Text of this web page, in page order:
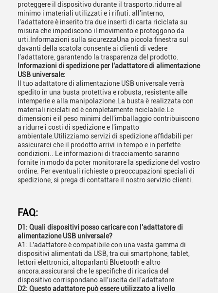
proteggere il dispositivo durante il trasporto.ridurre al
minimo i materiali utilizzati e i rifiuti. all'interno,
l'adattatore è inserito tra due inserti di carta riciclata su
misura che impediscono il movimento e proteggono da
urti.Informazioni sulla sicurezzaUna piccola finestra sul
davanti della scatola consente ai clienti di vedere
l'adattatore, garantendo la trasparenza del prodotto.
Informazioni di spedizione per l'adattatore di alimentazione
USB universale:
Il tuo adattatore di alimentazione USB universale verrà
spedito in una busta protettiva e robusta, resistente alle
intemperie e alla manipolazione.La busta è realizzata con
materiali riciclati ed è completamente riciclabile.Le
dimensioni e il peso minimi dell'imballaggio contribuiscono
a ridurre i costi di spedizione e l'impatto
ambientale.Utilizziamo servizi di spedizione affidabili per
assicurarci che il prodotto arrivi in tempo e in perfette
condizioni.. Le informazioni di tracciamento saranno
fornite in modo da poter monitorare la spedizione del vostro
ordine. Per eventuali richieste o preoccupazioni speciali di
spedizione, si prega di contattare il nostro servizio clienti.
FAQ:
D1: Quali dispositivi posso caricare con l'adattatore di
alimentazione USB universale?
A1: L'adattatore è compatibile con una vasta gamma di
dispositivi alimentati da USB, tra cui smartphone, tablet,
lettori elettronici, altoparlanti Bluetooth e altro
ancora.assicurarsi che le specifiche di ricarica del
dispositivo corrispondano all'uscita dell'adattatore.
D2: Questo adattatore può essere utilizzato a livello